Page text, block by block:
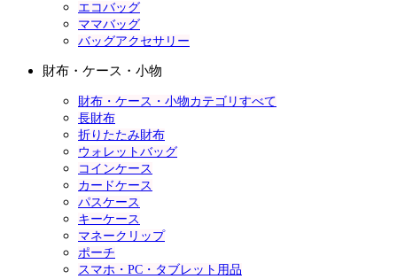
エコバッグ
ママバッグ
バッグアクセサリー
財布・ケース・小物
財布・ケース・小物カテゴリすべて
長財布
折りたたみ財布
ウォレットバッグ
コインケース
カードケース
パスケース
キーケース
マネークリップ
ポーチ
スマホ・PC・タブレット用品